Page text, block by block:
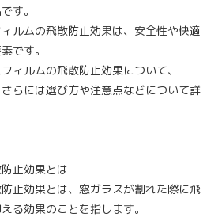
す。
ルムの飛散防止効果は、安全性や快適
です。
ィルムの飛散防止効果について、
らには選び方や注意点などについて詳
止効果とは
止効果とは、窓ガラスが割れた際に飛
る効果のことを指します。